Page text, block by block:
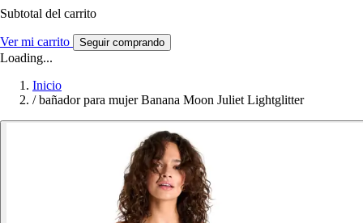
Subtotal del carrito
Ver mi carrito Seguir comprando
Loading...
Inicio
/ bañador para mujer Banana Moon Juliet Lightglitter